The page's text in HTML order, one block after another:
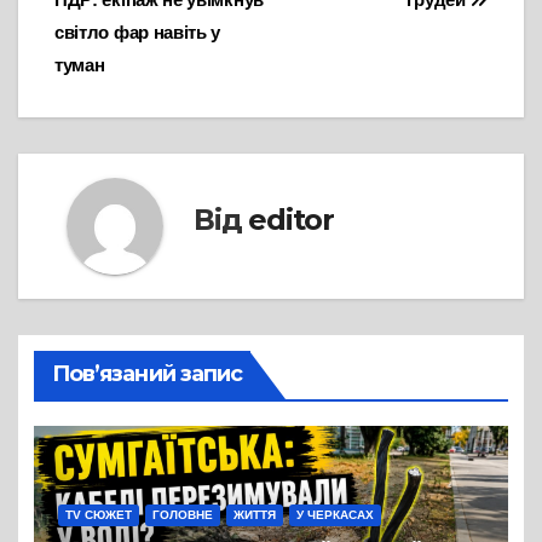
світло фар навіть у
туман
Від editor
Пов’язаний запис
TV СЮЖЕТ ГОЛОВНЕ ЖИТТЯ У ЧЕРКАСАХ